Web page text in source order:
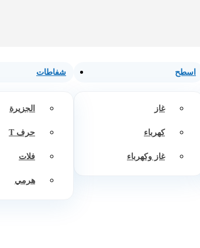
اسطح
غاز
كهرباء
غاز وكهرباء
شفاطات
الجزيرة
حرف T
فلات
هرمي